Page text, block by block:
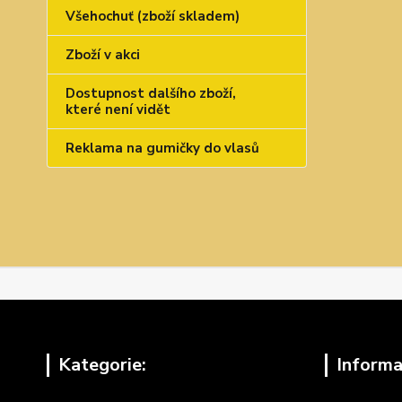
Všehochuť (zboží skladem)
Zboží v akci
Dostupnost dalšího zboží,
které není vidět
Reklama na gumičky do vlasů
Kategorie: